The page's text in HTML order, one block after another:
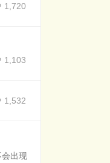
1,720
1,103
1,532
出现